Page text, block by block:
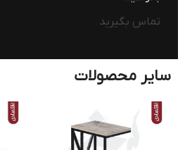
تماس بگیرید
سایر محصولات